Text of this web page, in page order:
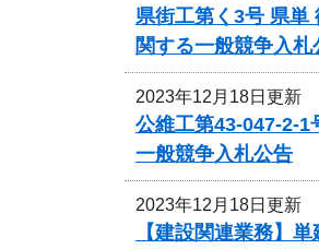
県街工第く3号 県
関する一般競争入札
2023年12月18日更新
公維工第43-047-2-
一般競争入札公告
2023年12月18日更新
【建設関連業務】